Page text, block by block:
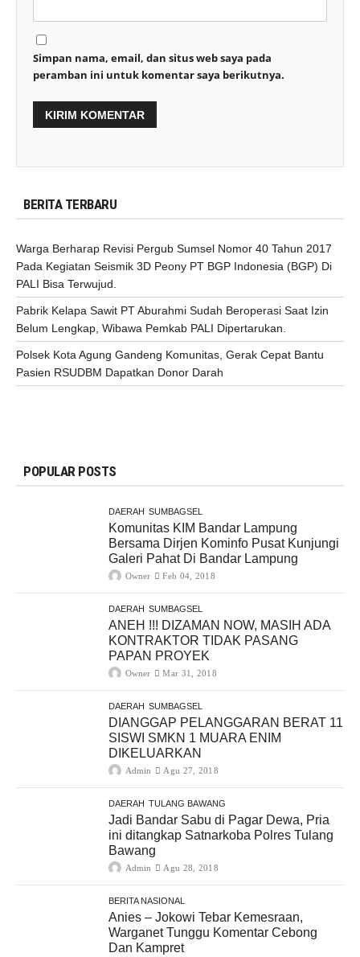
Simpan nama, email, dan situs web saya pada
peramban ini untuk komentar saya berikutnya.
BERITA TERBARU
Warga Berharap Revisi Pergub Sumsel Nomor 40 Tahun 2017
Pada Kegiatan Seismik 3D Peony PT BGP Indonesia (BGP) Di
PALI Bisa Terwujud.
Pabrik Kelapa Sawit PT Aburahmi Sudah Beroperasi Saat Izin
Belum Lengkap, Wibawa Pemkab PALI Dipertarukan.
Polsek Kota Agung Gandeng Komunitas, Gerak Cepat Bantu
Pasien RSUDBM Dapatkan Donor Darah
POPULAR POSTS
DAERAH SUMBAGSEL
Komunitas KIM Bandar Lampung
Bersama Dirjen Kominfo Pusat Kunjungi
Galeri Pahat Di Bandar Lampung
Owner Feb 04, 2018
DAERAH SUMBAGSEL
ANEH !!! DIZAMAN NOW, MASIH ADA
KONTRAKTOR TIDAK PASANG
PAPAN PROYEK
Owner Mar 31, 2018
DAERAH SUMBAGSEL
DIANGGAP PELANGGARAN BERAT 11
SISWI SMKN 1 MUARA ENIM
DIKELUARKAN
Admin Agu 27, 2018
DAERAH TULANG BAWANG
Jadi Bandar Sabu di Pagar Dewa, Pria
ini ditangkap Satnarkoba Polres Tulang
Bawang
Admin Agu 28, 2018
BERITA NASIONAL
Anies – Jokowi Tebar Kemesraan,
Warganet Tunggu Komentar Cebong
Dan Kampret